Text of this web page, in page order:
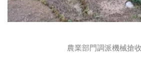
農業部門調派機械搶